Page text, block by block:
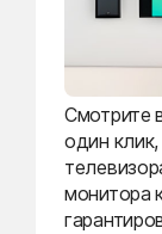
Смотрите
один
монитора